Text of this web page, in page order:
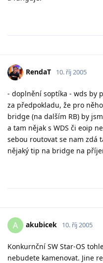
RendaT 10. říj 2005
- doplnění soptíka - wds by
za předpokladu, že pro
bridge (na dalším RB) by
a tam nějak s WDS či eoip
sebou routovat se nam zdá
nějaký tip na bridge na
A akubicek 10. říj 2005
Konkurnční SW Star-OS
nebudete kamenovat. Jine